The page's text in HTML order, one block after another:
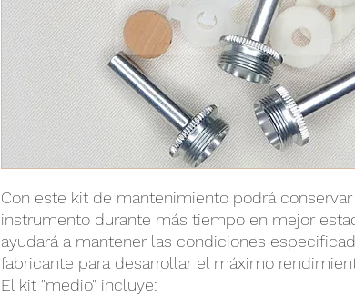
Con este kit de mantenimiento podrá conservar
instrumento durante más tiempo en mejor
ayudará a mantener las condiciones
fabricante para desarrollar el máximo
El kit "medio" incluye: